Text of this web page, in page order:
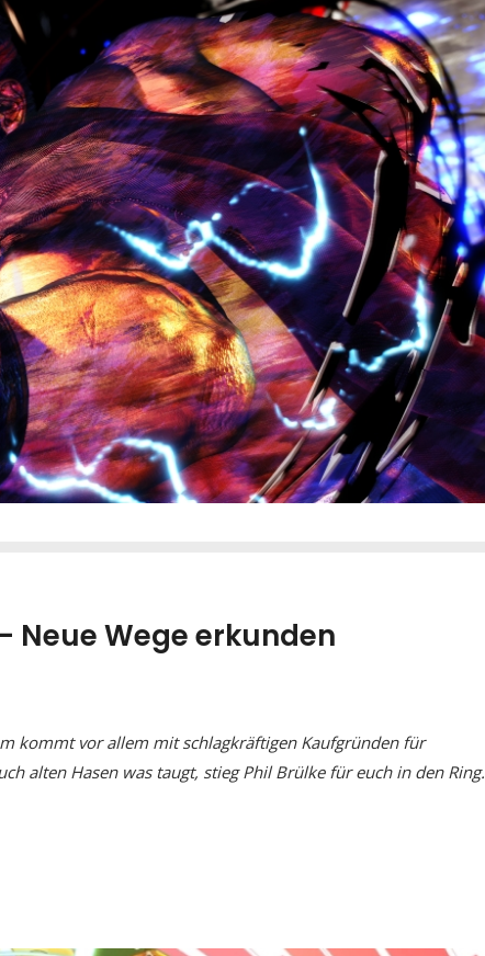
Neue Wege erkunden
kommt vor allem mit schlagkräftigen Kaufgründen für
alten Hasen was taugt, stieg Phil Brülke für euch in den Ring.